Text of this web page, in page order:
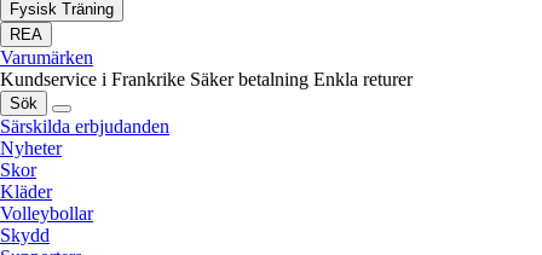
Fysisk Träning
REA
Varumärken
Kundservice i Frankrike Säker betalning Enkla returer
Sök
Särskilda erbjudanden
Nyheter
Skor
Kläder
Volleybollar
Skydd